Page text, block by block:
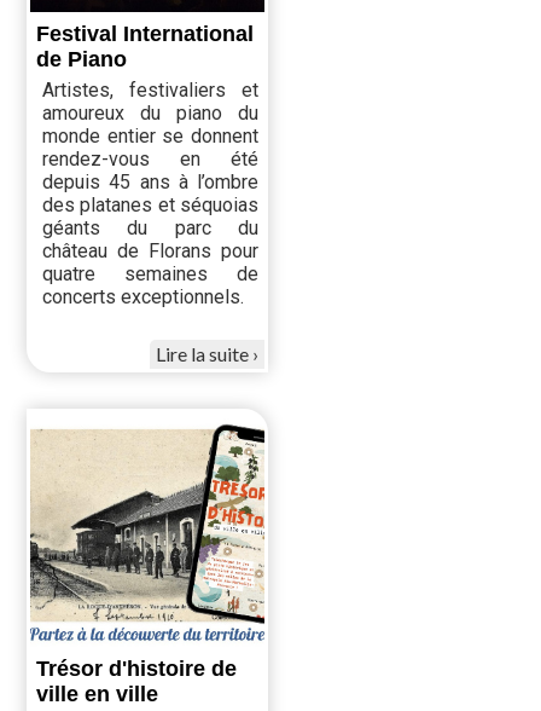
Festival International
de Piano
Artistes, festivaliers et
amoureux du piano du
monde entier se donnent
rendez-vous en été
depuis 45 ans à l’ombre
des platanes et séquoias
géants du parc du
château de Florans pour
quatre semaines de
concerts exceptionnels.
Lire la suite
Trésor d'histoire de
ville en ville